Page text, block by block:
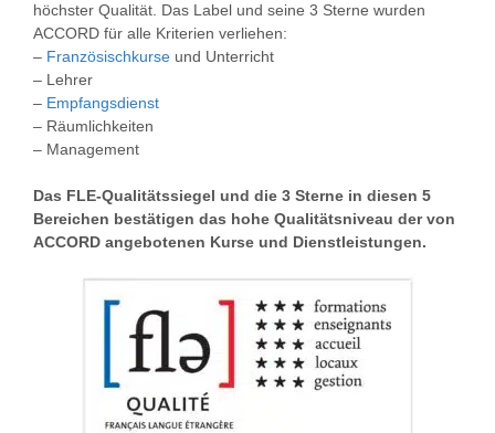
höchster Qualität. Das Label und seine 3 Sterne wurden
ACCORD für alle Kriterien verliehen:
– Französischkurse und Unterricht
– Lehrer
– Empfangsdienst
– Räumlichkeiten
– Management
Das FLE-Qualitätssiegel und die 3 Sterne in diesen 5
Bereichen bestätigen das hohe Qualitätsniveau der von
ACCORD angebotenen Kurse und Dienstleistungen.